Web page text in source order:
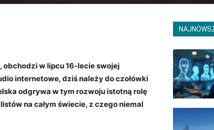
obchodzi w lipcu 16-lecie swojej
internetowe, dziś należy do czołówki
odgrywa w tym rozwoju istotną rolę
na całym świecie, z czego niemal